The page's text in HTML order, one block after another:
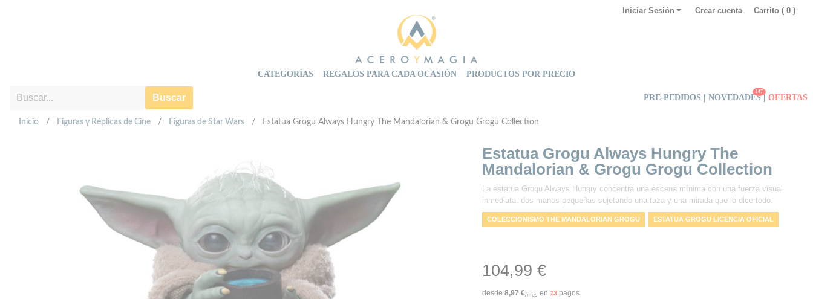
Carrito ( 0 )
Crear cuenta
Iniciar Sesión
CATEGORÍAS REGALOS PARA CADA OCASIÓN PRODUCTOS POR PRECIO
Buscar PRE-PEDIDOS | NOVEDADES
147
| OFERTAS
Inicio / Figuras y Réplicas de Cine / Figuras de Star Wars / Estatua Grogu Always Hungry The Mandalorian & Grogu Grogu Collection
Estatua Grogu Always Hungry The
Mandalorian & Grogu Grogu Collection
La estatua Grogu Always Hungry concentra una escena mínima con una fuerza visual
inmediata: dos manos pequeñas sujetando una taza y una mirada que lo dice todo.
COLECCIONISMO THE MANDALORIAN GROGU ESTATUA GROGU LICENCIA OFICIAL
REGALO PARA COLECCIONISTA GALÁCTICO
104,99 €
desde 8,97 €/mes en 13pagos